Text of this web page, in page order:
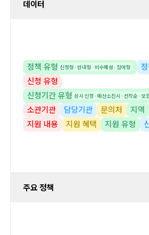
데이터
정책 유형 신청형 · 안내형 · 비수혜성 · 참여형
신청 유형
신청기간 유형 상시 신청 · 예산소진시 · 선착순 · 모
소관기관 담당기관 문의처 지역
지원 내용
지원 혜택 지원 유형
주요 정책